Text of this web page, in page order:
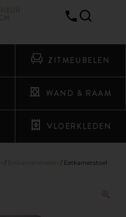
ZITMEUBELEN
WAND & RAAM
VLOERKLEDEN
/ Eetkamerstoelen
/ Eetkamerstoel